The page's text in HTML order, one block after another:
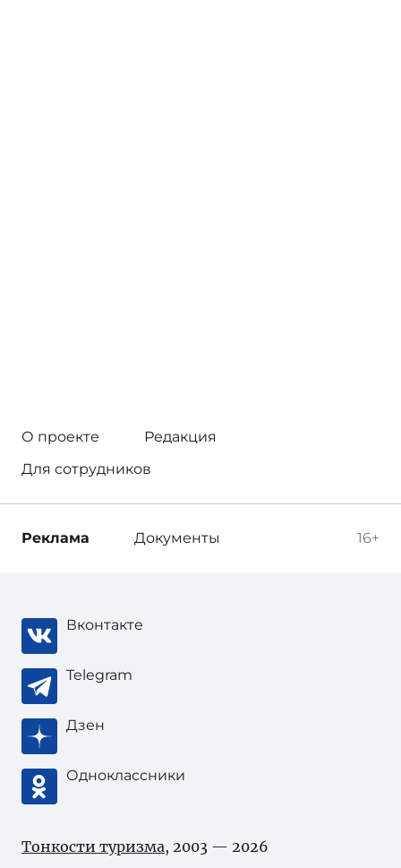
О проекте
Редакция
Для сотрудников
16+
Реклама Документы
Вконтакте
Telegram
Дзен
Одноклассники
Тонкости туризма, 2003 — 2026